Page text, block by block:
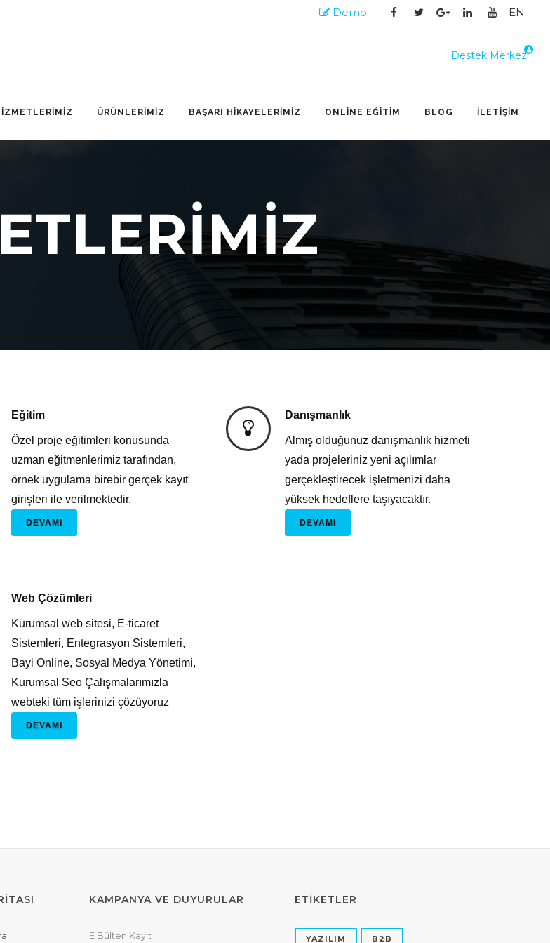
Demo EN
Destek Merkezi
ÜRÜNLERİMİZ BAŞARI HİKAYELERİMİZ ONLİNE EĞİTİM BLOG İLETİŞİM
Eğitim
Özel proje eğitimleri konusunda
uzman eğitmenlerimiz tarafından,
örnek uygulama birebir gerçek kayıt
girişleri ile verilmektedir.
DEVAMI
Danışmanlık
Almış olduğunuz danışmanlık hizmeti
yada projeleriniz yeni açılımlar
gerçekleştirecek işletmenizi daha
yüksek hedeflere taşıyacaktır.
DEVAMI
Web Çözümleri
Kurumsal web sitesi, E-ticaret
Sistemleri, Entegrasyon Sistemleri,
Bayi Online, Sosyal Medya Yönetimi,
Kurumsal Seo Çalışmalarımızla
webteki tüm işlerinizi çözüyoruz
DEVAMI
KAMPANYA VE DUYURULAR
E Bülten Kayıt
ETİKETLER
YAZILIM B2B